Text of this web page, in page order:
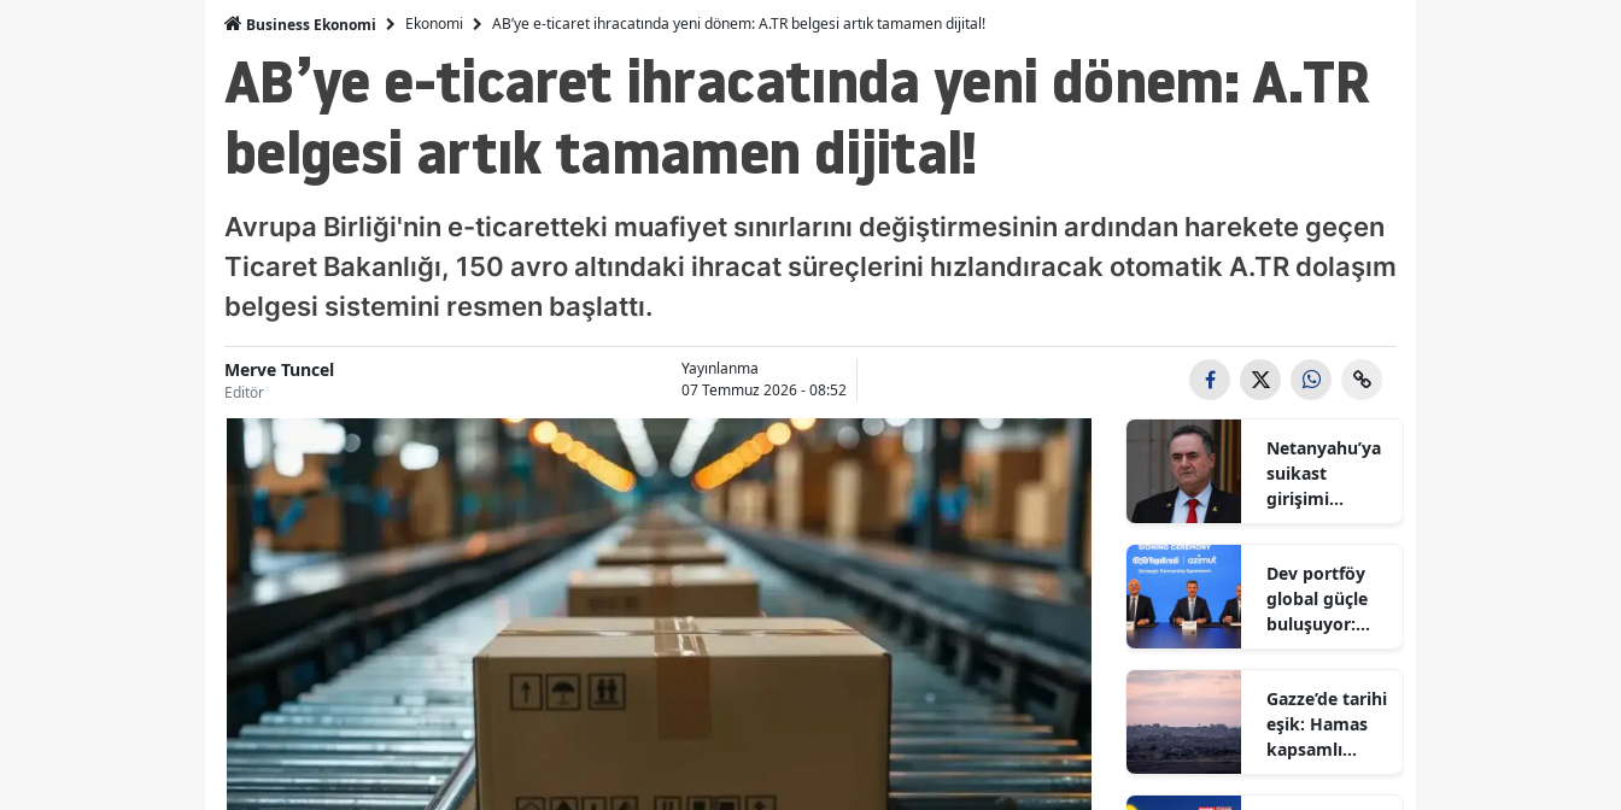
Business Ekonomi Ekonomi AB’ye e-ticaret ihracatında yeni dönem: A.TR belgesi artık tamamen dijital!
AB’ye e-ticaret ihracatında yeni dönem: A.TR
belgesi artık tamamen dijital!
Avrupa Birliği'nin e-ticaretteki muafiyet sınırlarını değiştirmesinin ardından harekete geçen
Ticaret Bakanlığı, 150 avro altındaki ihracat süreçlerini hızlandıracak otomatik A.TR dolaşım
belgesi sistemini resmen başlattı.
Merve Tuncel
Editör
Yayınlanma
07 Temmuz 2026 - 08:52
Netanyahu’ya
suikast
girişimi
Bakanı
gizlenen
detayları
Dev portföy
global güçle
buluşuyor:
sıkıştı
Gazze’de tarihi
eşik: Hamas
kapsamlı